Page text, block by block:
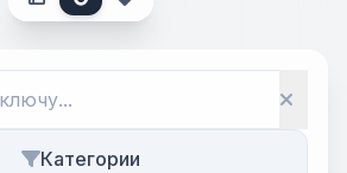
Категории